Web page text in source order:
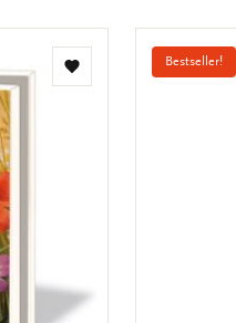
Toevoegen
Bestseller!